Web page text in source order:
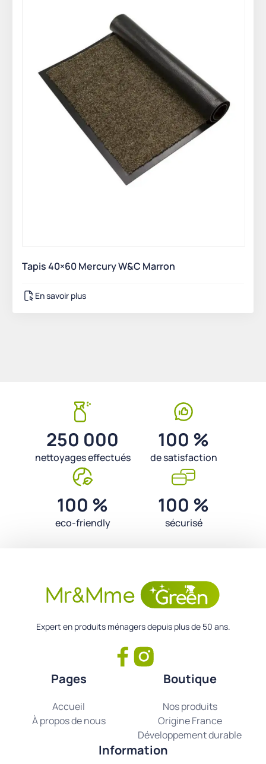
Tapis 40×60 Mercury W&C Marron
En savoir plus
250 000
nettoyages effectués
100 %
de satisfaction
100 %
eco-friendly
100 %
sécurisé
Expert en produits ménagers depuis plus de 50 ans.
Pages
Accueil
À propos de nous
Boutique
Nos produits
Origine France
Développement durable
Information